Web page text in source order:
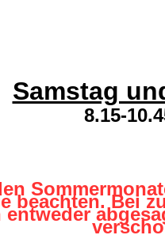
Samstag
8.15-
beachten. Bei
entweder